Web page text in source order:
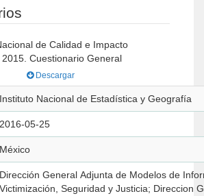
Cuestionario General
Descargar
Instituto Nacional de Estadística y Geografía
2016-05-25
México
Dirección General Adjunta de Modelos de
Victimización, Seguridad y Justicia; Direccion